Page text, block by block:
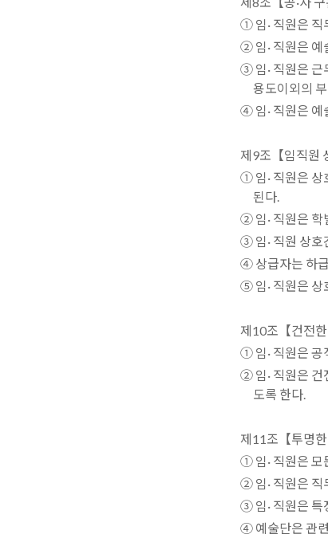
① 임· 직원은 직
② 임· 직원은 예
③ 임· 직원은 근
용도이외의
④ 임· 직원은 예
제9조【임직원
① 임· 직원은 상
된다.
② 임· 직원은 학
③ 임· 직원 상호
④ 상급자는 하
⑤ 임· 직원은 상
제10조【건전한
① 임· 직원은 공
② 임· 직원은 건
도록 한다.
제11조【투명한
① 임· 직원은 모
② 임· 직원은 직
③ 임· 직원은 특
④ 예술단은 관